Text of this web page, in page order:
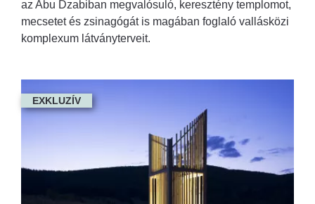
az Abu Dzabiban megvalósuló, keresztény templomot,
mecsetet és zsinagógát is magában foglaló vallásközi
komplexum látványterveit.
EXKLUZÍV